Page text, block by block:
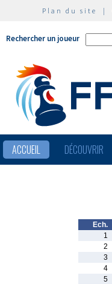
Plan du site |
Rechercher un joueur
ACCUEIL DÉCOUVRIR
Ech.
1
2
3
4
5